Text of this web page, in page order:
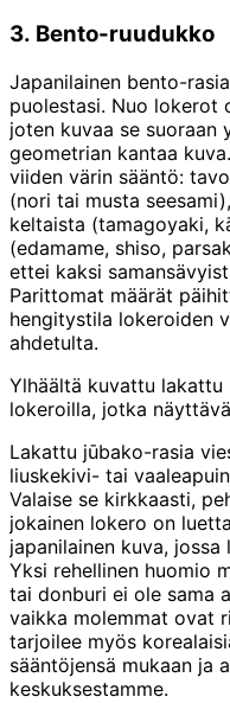
3. Bento-ruudukko
Japanilainen bento-
puolestasi. Nuo lokerot
joten kuvaa se suoraan
geometrian kantaa
viiden värin sääntö:
(nori tai musta
keltaista (tamagoyaki,
(edamame, shiso,
ettei kaksi
Parittomat määrät
hengitystila lokeroiden
ahdetulta.
Ylhäältä kuvattu
lokeroilla, jotka
Lakattu jūbako-rasia
liuskekivi- tai
Valaise se kirkkaasti,
jokainen lokero on
japanilainen kuva,
Yksi rehellinen huomio
tai donburi ei ole sama
vaikka molemmat ovat
tarjoilee myös
sääntöjensä mukaan ja
keskuksestamme.